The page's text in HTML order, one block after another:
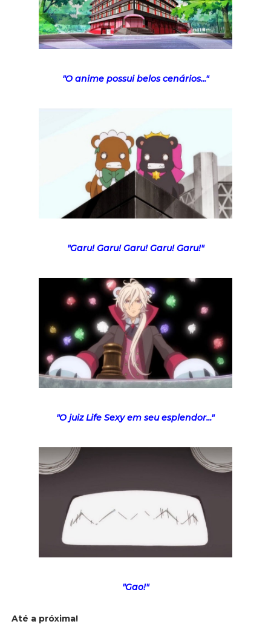
"O anime possui belos cenários..."
"Garu! Garu! Garu! Garu! Garu!"
"O juiz Life Sexy em seu esplendor..."
"Gao!"
Até a próxima!